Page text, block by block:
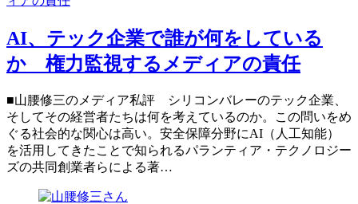
AI、テック企業で誰が何をしている
か 権力監視するメディアの責任
■山腰修三のメディア私評 シリコンバレーのテック企業、
そしてその経営者たちは何を考えているのか。この問いをめ
ぐる社会的な関心は高い。安全保障分野にAI（人工知能）
を活用してきたことで知られるパランティア・テクノロジー
ズの共同創業者らによる著…